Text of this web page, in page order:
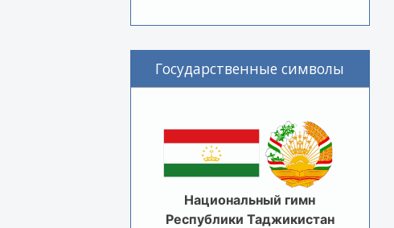
Государственные символы
Национальный гимн
Республики Таджикистан